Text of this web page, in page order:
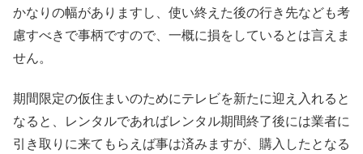
かなりの幅がありますし、使い終えた後の行き先なども考
慮すべきで事柄ですので、一概に損をしているとは言えま
せん。
期間限定の仮住まいのためにテレビを新たに迎え入れると
なると、レンタルであればレンタル期間終了後には業者に
引き取りに来てもらえば事は済みますが、購入したとなる